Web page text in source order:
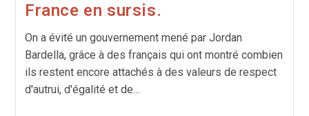
France en sursis.
On a évité un gouvernement mené par Jordan
Bardella, grâce à des français qui ont montré combien
ils restent encore attachés à des valeurs de respect
d'autrui, d'égalité et de…